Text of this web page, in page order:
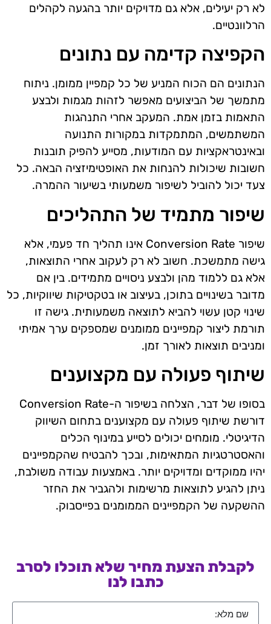
לא רק יעילים, אלא גם מדויקים יותר בהגעה לקהלים
הרלוונטיים.
הקפיצה קדימה עם נתונים
הנתונים הם הכוח המניע של כל קמפיין ממומן. ניתוח
מתמשך של הביצועים מאפשר לזהות מגמות ולבצע
התאמות בזמן אמת. המעקב אחרי התנהגות
המשתמשים, המתמקדות במקורות התנועה
ובאינטראקציות עם המודעות, מסייע להפיק תובנות
חשובות שיכולות להנחות את האופטימיזציה הבאה. כל
צעד יכול להוביל לשיפור משמעותי בשיעור ההמרה.
שיפור מתמיד של התהליכים
שיפור Conversion Rate אינו תהליך חד פעמי, אלא
גישה מתמשכת. חשוב לא רק לעקוב אחרי התוצאות,
אלא גם ללמוד מהן ולבצע ניסויים מתמידים. בין אם
מדובר בשינויים בתוכן, בעיצוב או בטקטיקות שיווקיות, כל
שינוי קטן עשוי להביא לתוצאה משמעותית. גישה זו
תורמת ליצור קמפיינים ממומנים שמספקים ערך אמיתי
ומניבים תוצאות לאורך זמן.
שיתוף פעולה עם מקצוענים
בסופו של דבר, הצלחה בשיפור ה-Conversion Rate
דורשת שיתוף פעולה עם מקצוענים בתחום השיווק
הדיגיטלי. מומחים יכולים לסייע במינוף הכלים
והאסטרטגיות המתאימות, ובכך להבטיח שהקמפיינים
יהיו ממוקדים ומדויקים יותר. באמצעות עבודה משולבת,
ניתן להגיע לתוצאות מרשימות ולהגביר את החזר
ההשקעה של הקמפיינים הממומנים בפייסבוק.
לקבלת הצעת מחיר שלא תוכלו לסרב
כתבו לנו